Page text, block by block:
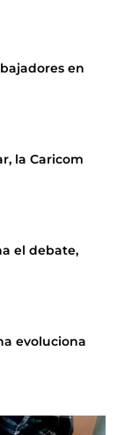
en
la Caricom
el debate,
evoluciona